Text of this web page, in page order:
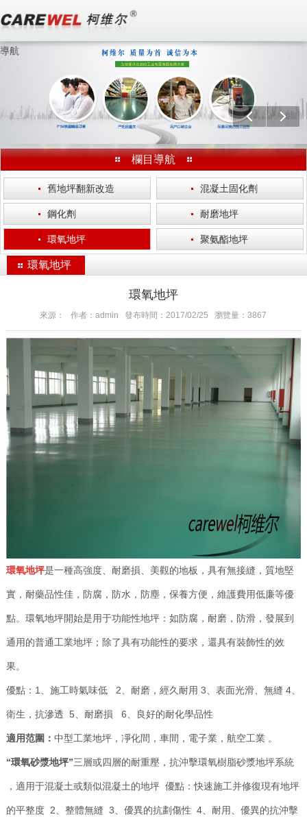
導航
歡迎訪問 無錫柯維爾涂裝工程有限公司 官方網站！ 分享：
上一個 下一個
欄目導航
·
舊地坪翻新改造 ·
混凝土固化劑
·
鋼化劑 ·
耐磨地坪
·
環氧地坪 ·
聚氨酯地坪
環氧地坪
環氧地坪
來源： 作者：admin 發布時間：2017/02/25 瀏覽量：3867
環氧地坪是一種高強度、耐磨損、美觀的地板，具有無接縫，質地堅
實，耐藥品性佳，防腐，防水，防塵，保養方便，維護費用低廉等優
點。環氧地坪開始是用于功能性地坪：如防腐，耐磨，防滑，發展到
通用的普通工業地坪；除了具有功能性的要求，還具有裝飾性的效
果。
優點：1、施工時氣味低 2、耐磨，經久耐用 3、表面光滑、無縫 4、
衛生，抗滲透 5、耐磨損 6、良好的耐化學品性
適用范圍： 中型工業地坪，凈化間，車間，電子業，航空工業 。
“環氧砂漿地坪”三層或四層的耐重壓，抗沖擊環氧樹脂砂漿地坪系統
，適用于混凝土或類似混凝土的地坪 優點：快速施工并修復現有地坪
的平整度 2、整體無縫 3、優異的抗劃傷性 4、耐用、優異的抗沖擊